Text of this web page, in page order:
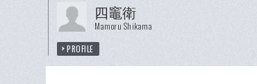
四竈衛
Mamoru Shikama
PROFILE